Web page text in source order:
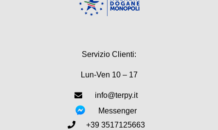
Servizio Clienti:
Lun-Ven 10 – 17
info@terpy.it
Messenger
+39 3517125663